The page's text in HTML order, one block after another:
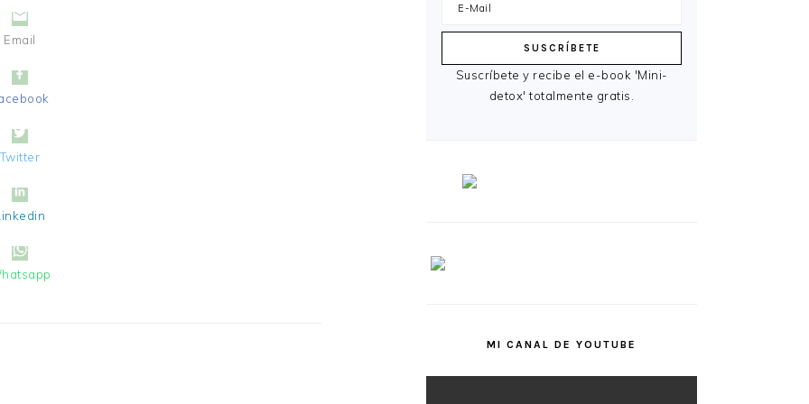
Email
Twitter
Suscríbete y recibe el e-book 'Mini-
detox' totalmente gratis.
MI CANAL DE YOUTUBE